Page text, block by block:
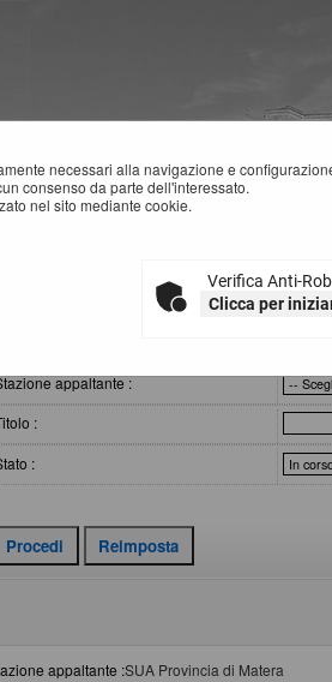
necessari alla navigazione e
consenso da parte dell'interessato.
nel sito mediante cookie.
Verifica Anti-
Clicca per
appaltante :
:
:
appaltante :SUA Provincia di Matera